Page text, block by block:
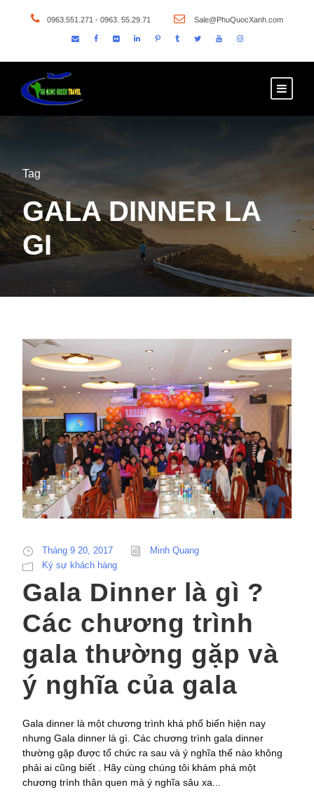
0963.551.271 - 0963. 55.29.71 Sale@PhuQuocXanh.com
Tag
GALA DINNER LA
GI
Tháng 9 20, 2017
Minh Quang
Ký sự khách hàng
Gala Dinner là gì ?
Các chương trình
gala thường gặp và
ý nghĩa của gala
Gala dinner là một chương trình khá phổ biến hiện nay
nhưng Gala dinner là gì. Các chương trình gala dinner
thường gặp được tổ chức ra sau và ý nghĩa thế nào không
phải ai cũng biết . Hãy cùng chúng tôi khám phá một
chương trình thân quen mà ý nghĩa sâu xa...